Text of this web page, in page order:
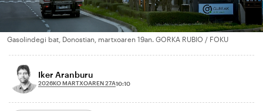
Gasolindegi bat, Donostian, martxoaren 19an. GORKA RUBIO / FOKU
Iker Aranburu
2026KO MARTXOAREN 27A10:10